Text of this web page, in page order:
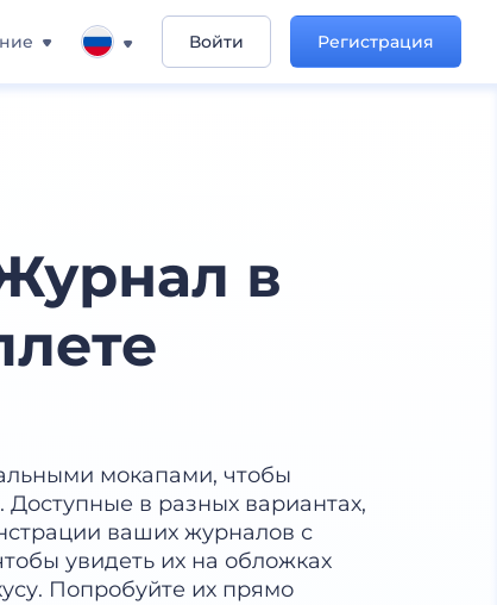
Войти Регистрация
в
мокапами, чтобы
в разных вариантах,
ваших журналов с
увидеть их на обложках
Попробуйте их прямо